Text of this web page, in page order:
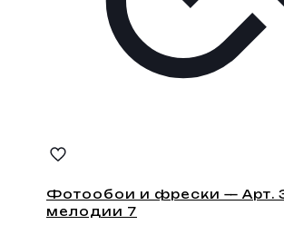
Фотообои и фрески — Арт.
мелодии 7